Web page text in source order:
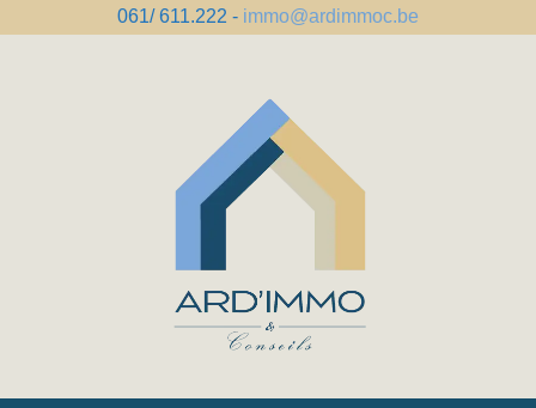
061/ 611.222 - immo@ardimmoc.be